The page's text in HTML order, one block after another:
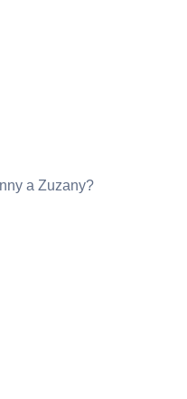
a Zuzany?